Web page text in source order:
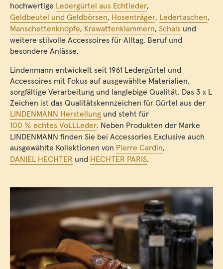
hochwertige Ledergürtel aus Echtleder,
Geldbeutel und Geldbörsen, Hosenträger, Ledertaschen,
Manschettenknöpfe, Krawattenklammern, Schals und
weitere stilvolle Accessoires für Alltag, Beruf und
besondere Anlässe.
Lindenmann entwickelt seit 1961 Ledergürtel und
Accessoires mit Fokus auf ausgewählte Materialien,
sorgfältige Verarbeitung und langlebige Qualität. Das 3 x L
Zeichen ist das Qualitätskennzeichen für Gürtel aus der
LINDENMANN Herstellung und steht für
100 % echtes VoLLLeder. Neben Produkten der Marke
LINDENMANN finden Sie bei Accessories Exclusive auch
ausgewählte Kollektionen von Pierre Cardin,
DANIEL HECHTER und HECHTER PARIS.